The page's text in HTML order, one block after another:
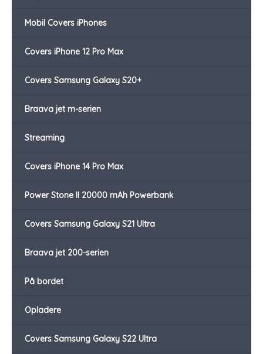
Mobil Covers iPhones
Covers iPhone 12 Pro Max
Covers Samsung Galaxy S20+
Braava jet m-serien
Streaming
Covers iPhone 14 Pro Max
Power Stone II 20000 mAh Powerbank
Covers Samsung Galaxy S21 Ultra
Braava jet 200-serien
På bordet
Opladere
Covers Samsung Galaxy S22 Ultra